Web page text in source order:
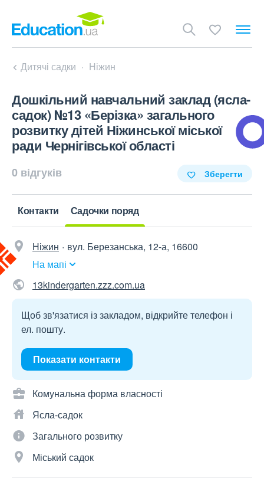
Дитячі садки Ніжин
Дошкільний навчальний заклад (ясла-
садок) №13 «Берізка» загального
розвитку дітей Ніжинської міської
ради Чернігівської області
0 відгуків Зберегти
Контакти Садочки поряд
Ніжин
вул. Березанська, 12-а, 16600
На мапі
13kindergarten.zzz.com.ua
Щоб зв'язатися із закладом, відкрийте телефон і
ел. пошту.
Показати контакти
Комунальна форма власності
Ясла-садок
Загального розвитку
Міський садок